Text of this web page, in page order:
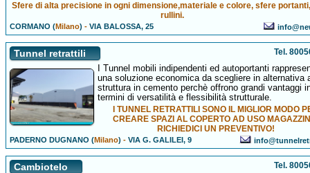
Sfere di alta precisione in ogni dimensione,materiale e colore, sfere
rullini.
CORMANO (Milano) -VIA BALOSSA, 25
Tunnel retrattili Tel.
I Tunnel mobili indipendenti ed autoportanti
una soluzione economica da scegliere in alternativa
struttura in cemento perchè offrono grandi vantaggi
termini di versatilità e flessibilità strutturale.
I TUNNEL RETRATTILI SONO IL MIGLIOR MODO
CREARE SPAZI AL COPERTO AD USO
RICHIEDICI UN PREVENTIVO!
PADERNO DUGNANO (Milano) -VIA G. GALILEI, 9
Cambiotelo Tel.